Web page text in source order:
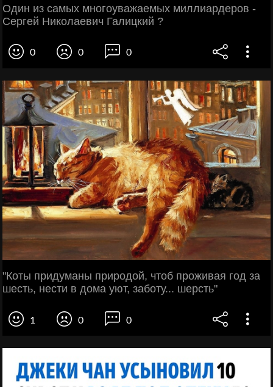
Один из самых многоуважаемых миллиардеров -
Сергей Николаевич Галицкий ?
0 0 0
"Коты придуманы природой, чтоб проживая год за
шесть, нести в дома уют, заботу... шерсть"
1 0 0